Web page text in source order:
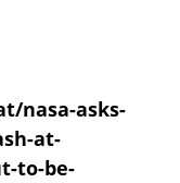
nasa-asks-
at-
to-be-